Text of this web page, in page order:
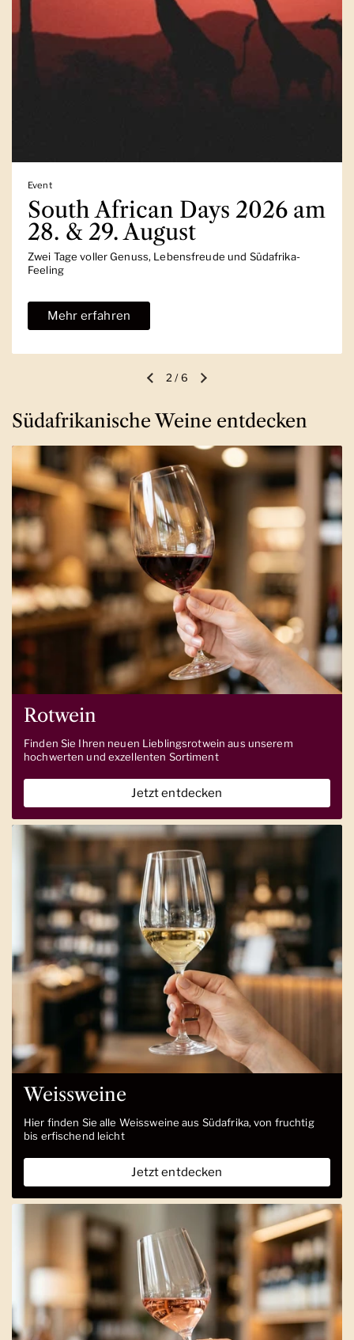
Event
South African Days 2026 am
28. & 29. August
Zwei Tage voller Genuss, Lebensfreude und Südafrika-
Feeling
Mehr erfahren
Vorherige FolieNächste Folie
2 /6
Südafrikanische Weine entdecken
Rotwein
Finden Sie Ihren neuen Lieblingsrotwein aus unserem
hochwerten und exzellenten Sortiment
Jetzt entdecken
Weissweine
Hier finden Sie alle Weissweine aus Südafrika, von fruchtig
bis erfischend leicht
Jetzt entdecken